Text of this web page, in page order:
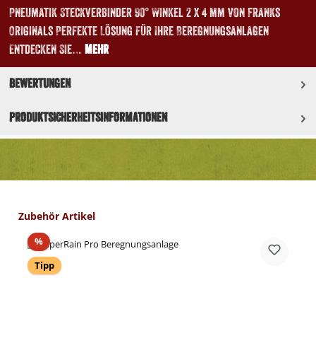
Pneumatik Steckverbinder 90° Winkel 2 x 4 mm von Franks
Originals Perfekte Lösung für Ihre Beregnungsanlagen
Entdecken Sie… Mehr
Bewertungen
Produktsicherheitsinformationen
Produktgalerie überspringen
Zubehör Artikel
%Rabatt
Tipp